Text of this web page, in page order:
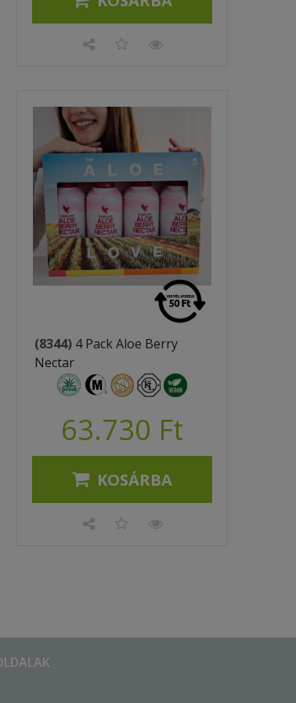
(8344) 4 Pack Aloe Berry
Nectar
63.730 Ft
KOSÁRBA